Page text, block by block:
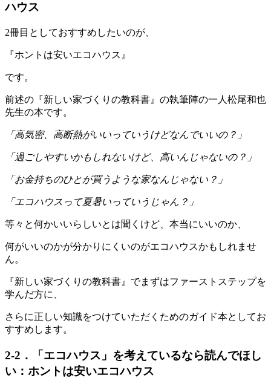
ハウス
2冊目としておすすめしたいのが、
『ホントは安いエコハウス』
です。
前述の『新しい家づくりの教科書』の執筆陣の一人松尾和也
先生の本です。
「高気密、高断熱がいいっていうけどなんでいいの？」
「過ごしやすいかもしれないけど、高いんじゃないの？」
「お金持ちのひとが買うような家なんじゃない？」
「エコハウスって夏暑いっていうじゃん？」
等々と何かいいらしいとは聞くけど、本当にいいのか、
何がいいのかが分かりにくいのがエコハウスかもしれませ
ん。
『新しい家づくりの教科書』でまずはファーストステップを
学んだ方に、
さらに正しい知識をつけていただくためのガイド本としてお
すすめします。
2-2．「エコハウス」を考えているなら読んでほし
い：ホントは安いエコハウス